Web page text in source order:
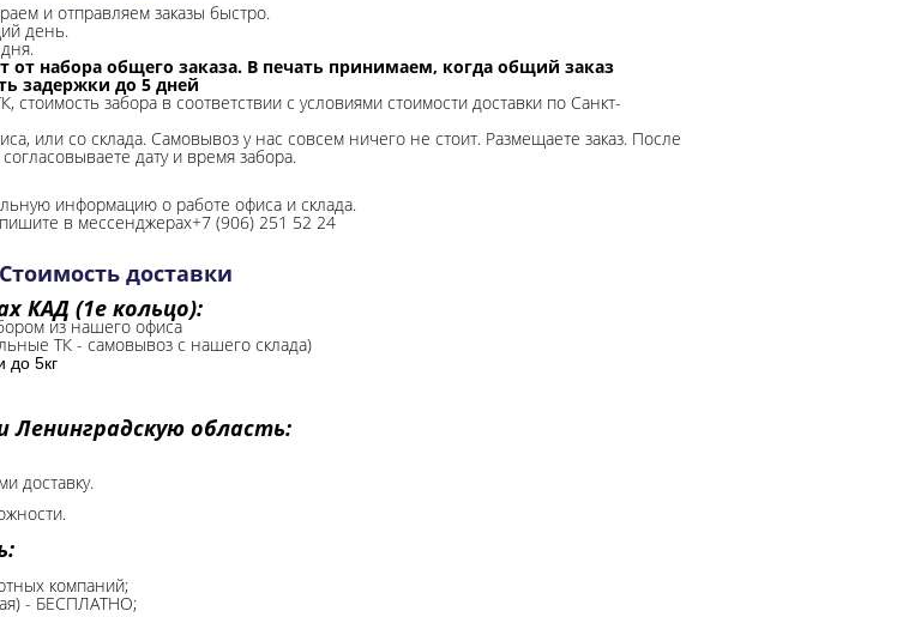
и отправляем заказы быстро.
день.
от набора общего заказа. В печать принимаем, когда общий заказ
задержки до 5 дней
стоимость забора в соответствии с условиями стоимости доставки по Санкт-
или со склада. Самовывоз у нас совсем ничего не стоит. Размещаете заказ. После
дату и время забора.
информацию о работе офиса и склада.
в мессенджерах+7 (906) 251 52 24
Стоимость доставки
КАД (1е кольцо):
из нашего офиса
ТК - самовывоз с нашего склада)
до 5кг
Ленинградскую область:
доставку.
компаний;
- БЕСПЛАТНО;